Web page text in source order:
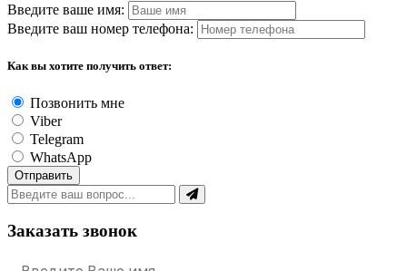
Введите ваше имя:
Введите ваш номер телефона:
Как вы хотите получить ответ:
Позвонить мне
Viber
Telegram
WhatsApp
Отправить
Заказать звонок